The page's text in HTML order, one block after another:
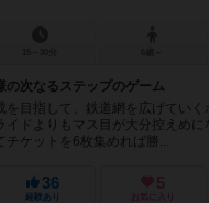
の次なるステップのゲーム
を目指して、鉄道網を広げていく
イドよりもマス目が大分控えめに
ケットを6枚集めれば勝...
36
経験あり
5
お気に入り